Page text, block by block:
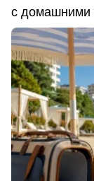
с домашними